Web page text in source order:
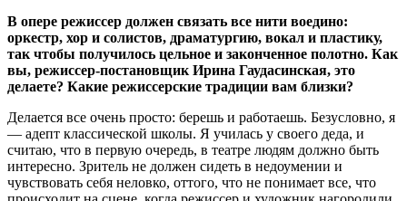
В опере режиссер должен связать все нити воедино:
оркестр, хор и солистов, драматургию, вокал и пластику,
так чтобы получилось цельное и законченное полотно. Как
вы, режиссер-постановщик Ирина Гаудасинская, это
делаете? Какие режиссерские традиции вам близки?
Делается все очень просто: берешь и работаешь. Безусловно, я
— адепт классической школы. Я училась у своего деда, и
считаю, что в первую очередь, в театре людям должно быть
интересно. Зритель не должен сидеть в недоумении и
чувствовать себя неловко, оттого, что не понимает все, что